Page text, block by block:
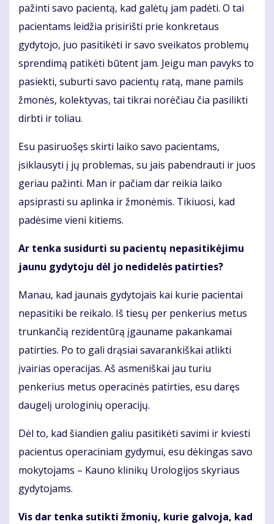
pažinti savo pacientą, kad galėtų jam padėti. O tai
pacientams leidžia prisirišti prie konkretaus
gydytojo, juo pasitikėti ir savo sveikatos problemų
sprendimą patikėti būtent jam. Jeigu man pavyks to
pasiekti, suburti savo pacientų ratą, mane pamils
žmonės, kolektyvas, tai tikrai norėčiau čia pasilikti
dirbti ir toliau.
Esu pasiruošęs skirti laiko savo pacientams,
įsiklausyti į jų problemas, su jais pabendrauti ir juos
geriau pažinti. Man ir pačiam dar reikia laiko
apsiprasti su aplinka ir žmonėmis. Tikiuosi, kad
padėsime vieni kitiems.
Ar tenka susidurti su pacientų nepasitikėjimu
jaunu gydytoju dėl jo nedidelės patirties?
Manau, kad jaunais gydytojais kai kurie pacientai
nepasitiki be reikalo. Iš tiesų per penkerius metus
trunkančią rezidentūrą įgauname pakankamai
patirties. Po to gali drąsiai savarankiškai atlikti
įvairias operacijas. Aš asmeniškai jau turiu
penkerius metus operacinės patirties, esu daręs
daugelį urologinių operacijų.
Dėl to, kad šiandien galiu pasitikėti savimi ir kviesti
pacientus operaciniam gydymui, esu dėkingas savo
mokytojams – Kauno klinikų Urologijos skyriaus
gydytojams.
Vis dar tenka sutikti žmonių, kurie galvoja, kad